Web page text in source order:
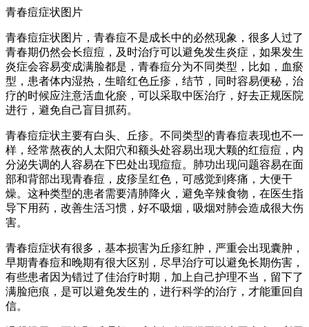
青春痘症状图片
青春痘症状图片，青春痘不是成长中的必然现象，很多人过了
青春期仍然会长痘痘，及时治疗可以避免发生炎症，如果发生
炎症会容易变成满脸都是，青春痘分为不同类型，比如，血瘀
型，患者体内湿热，生暗红色丘疹，结节，同时容易便秘，治
疗的时候应注意活血化瘀，可以采取中医治疗，好去正规医院
进行，避免自己盲目抓药。
青春痘症状主要有白头、丘疹。不同类型的青春痘表现也不一
样，经常熬夜的人太阳穴和额头处容易出现大颗的红痘痘，内
分泌失调的人容易在下巴处出现痘痘。肺功出现问题容易在面
部和背部出现青春痘，皮疹呈红色，可感觉到疼痛，大便干
燥。这种类型的患者需要清肺降火，避免辛辣食物，在医生指
导下用药，改善生活习惯，好不吸烟，吸烟对肺会造成很大伤
害。
青春痘症状有很多，基本损害为丘疹红肿，严重会出现囊肿，
早期青春痘和晚期有很大区别，尽早治疗可以避免长期伤害，
有些患者因为错过了佳治疗时期，加上自己护理不当，留下了
满脸疤痕，是可以避免发生的，进行科学的治疗，才能重回自
信。